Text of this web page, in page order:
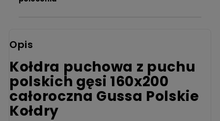
Opis
Kołdra puchowa z puchu
polskich gęsi 160x200
całoroczna Gussa Polskie
Kołdry